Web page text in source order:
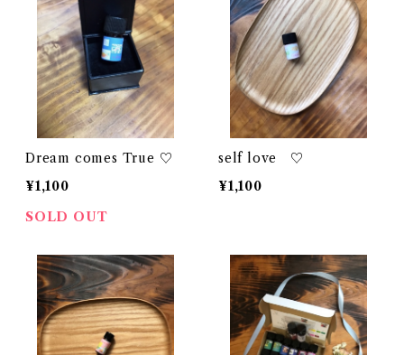
Dream comes True ♡
¥1,100
SOLD OUT
self love ♡
¥1,100